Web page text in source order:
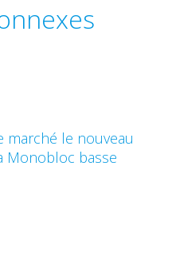
marché le nouveau
Monobloc basse